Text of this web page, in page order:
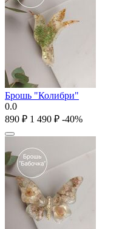
Брошь "Колибри"
0.0
‍890‍ ₽ 1 490 ₽ -40%